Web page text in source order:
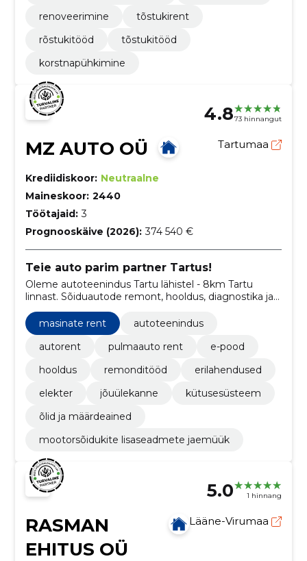
renoveerimine
tõstukirent
rõstukitööd
tõstukitööd
korstnapühkimine
4.873 hinnangut
MZ AUTO OÜ Tartumaa
Krediidiskoor: Neutraalne
Maineskoor: 2440
Töötajaid: 3
Prognooskäive (2026): 374 540 €
Teie auto parim partner Tartus!
Oleme autoteenindus Tartu lähistel - 8km Tartu
linnast. Sõiduautode remont, hooldus, diagnostika ja
erilahendused.
masinate rent
autoteenindus
autorent
pulmaauto rent
e-pood
hooldus
remonditööd
erilahendused
elekter
jõuülekanne
kütusesüsteem
õlid ja määrdeained
mootorsõidukite lisaseadmete jaemüük
5.0 1 hinnang
RASMAN
EHITUS OÜ
Lääne-Virumaa